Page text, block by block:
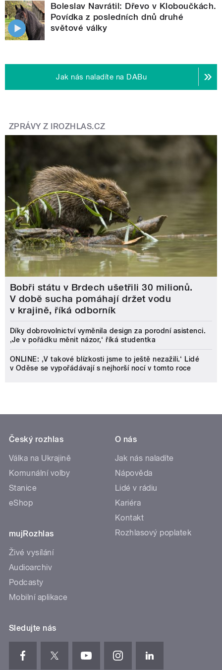
Boleslav Navrátil: Dřevo v Kloboučkách.
Povídka z posledních dnů druhé
světové války
Jak nás naladíte na DABu
ZPRÁVY Z IROZHLAS.CZ
Bobři státu v Brdech ušetřili 30 milionů.
V době sucha pomáhají držet vodu
v krajině, říká odborník
Díky dobrovolnictví vyměnila design za porodní asistenci.
‚Je v pořádku měnit názor,‘ říká studentka
ONLINE: ‚V takové blízkosti jsme to ještě nezažili.‘ Lidé
v Oděse se vypořádávají s nejhorší nocí v tomto roce
Český rozhlas
Válka na Ukrajině
Komunální volby
Stanice
eShop
mujRozhlas
Živé vysílání
Audioarchiv
Podcasty
Mobilní aplikace
O nás
Jak nás naladíte
Nápověda
Lidé v rádiu
Kariéra
Kontakt
Rozhlasový poplatek
Sledujte nás